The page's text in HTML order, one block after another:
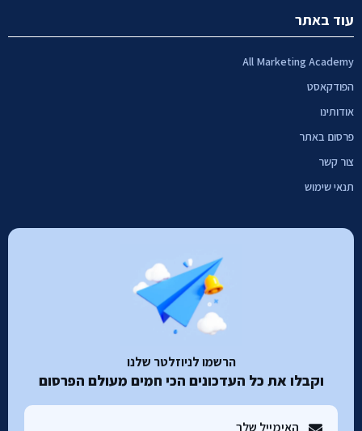
עוד באתר
All Marketing Academy
הפודקאסט
אודותינו
פרסום באתר
צור קשר
תנאי שימוש
הרשמו לניוזלטר שלנו
וקבלו את כל העדכונים הכי חמים מעולם הפרסום